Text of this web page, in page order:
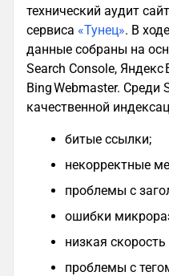
технический аудит
сервиса «Тунец». В
данные собраны на
Search Console, Яндекс
Bing Webmaster.
качественной
битые ссылки;
некорректные
проблемы с
ошибки
низкая
проблемы с